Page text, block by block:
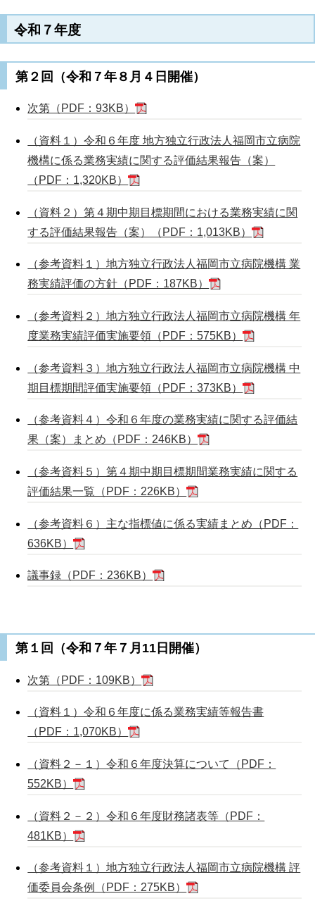
令和７年度
第２回（令和７年８月４日開催）
次第（PDF：93KB）
（資料１）令和６年度 地方独立行政法人福岡市立病院
機構に係る業務実績に関する評価結果報告（案）
（PDF：1,320KB）
（資料２）第４期中期目標期間における業務実績に関
する評価結果報告（案）（PDF：1,013KB）
（参考資料１）地方独立行政法人福岡市立病院機構 業
務実績評価の方針（PDF：187KB）
（参考資料２）地方独立行政法人福岡市立病院機構 年
度業務実績評価実施要領（PDF：575KB）
（参考資料３）地方独立行政法人福岡市立病院機構 中
期目標期間評価実施要領（PDF：373KB）
（参考資料４）令和６年度の業務実績に関する評価結
果（案）まとめ（PDF：246KB）
（参考資料５）第４期中期目標期間業務実績に関する
評価結果一覧（PDF：226KB）
（参考資料６）主な指標値に係る実績まとめ（PDF：
636KB）
議事録（PDF：236KB）
第１回（令和７年７月11日開催）
次第（PDF：109KB）
（資料１）令和６年度に係る業務実績等報告書
（PDF：1,070KB）
（資料２－１）令和６年度決算について（PDF：
552KB）
（資料２－２）令和６年度財務諸表等（PDF：
481KB）
（参考資料１）地方独立行政法人福岡市立病院機構 評
価委員会条例（PDF：275KB）